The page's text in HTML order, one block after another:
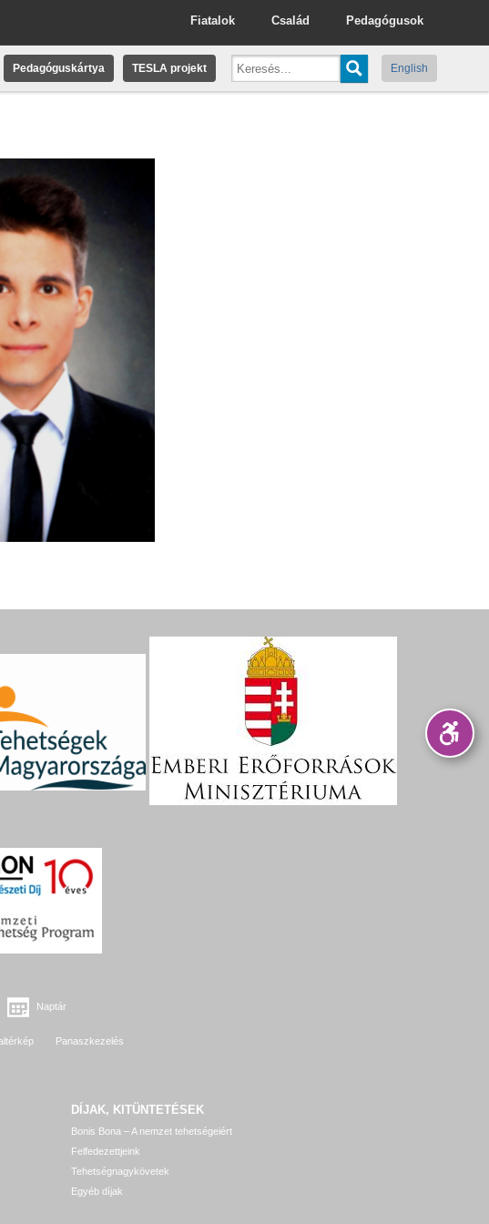
Pedagógusok
Család
Fiatalok
Pedagóguskártya TESLA projekt English
Naptár
Panaszkezelés
DÍJAK, KITÜNTETÉSEK
Bonis Bona – A nemzet tehetségeiért
Felfedezettjeink
Tehetségnagykövetek
Egyéb díjak